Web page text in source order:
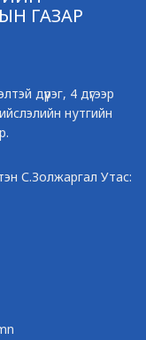
ГАЗАР
дүүрэг, 4 дүгээр
нутгийн
С.Золжаргал Утас: